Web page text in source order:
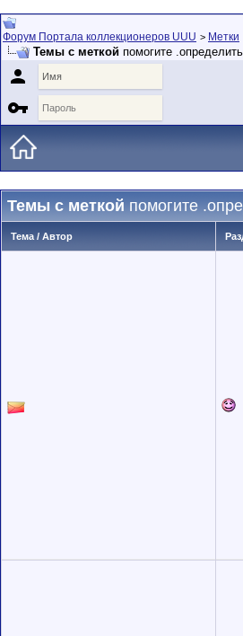
Форум Портала коллекционеров UUU > Метки
Темы с меткой помогите


Темы с меткойпомогите
Тема / Автор